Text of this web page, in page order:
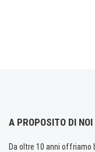
A PROPOSITO DI NOI
Da oltre 10 anni